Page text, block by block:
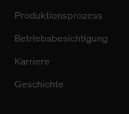
Produktionsprozess
Betriebsbesichtigung
Karriere
Geschichte